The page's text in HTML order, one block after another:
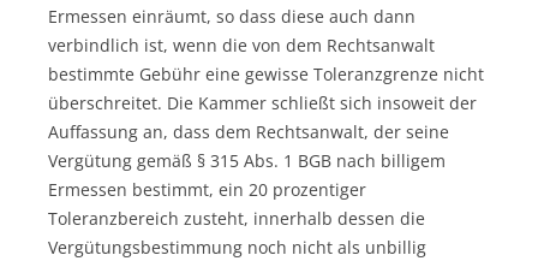
Ermessen einräumt, so dass diese auch dann
verbindlich ist, wenn die von dem Rechtsanwalt
bestimmte Gebühr eine gewisse Toleranzgrenze nicht
überschreitet. Die Kammer schließt sich insoweit der
Auffassung an, dass dem Rechtsanwalt, der seine
Vergütung gemäß § 315 Abs. 1 BGB nach billigem
Ermessen bestimmt, ein 20 prozentiger
Toleranzbereich zusteht, innerhalb dessen die
Vergütungsbestimmung noch nicht als unbillig